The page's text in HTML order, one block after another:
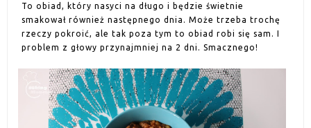
To obiad, który nasyci na długo i będzie świetnie
smakował również następnego dnia. Może trzeba trochę
rzeczy pokroić, ale tak poza tym to obiad robi się sam. I
problem z głowy przynajmniej na 2 dni. Smacznego!